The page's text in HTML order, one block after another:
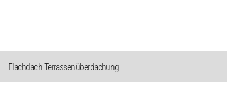
Flachdach Terrassenüberdachung